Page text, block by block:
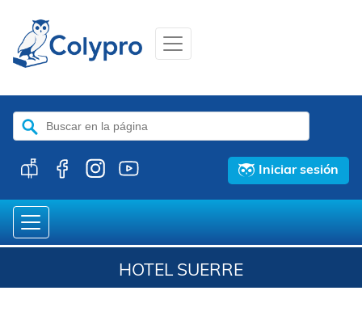
Buscar:
Iniciar sesión
HOTEL SUERRE